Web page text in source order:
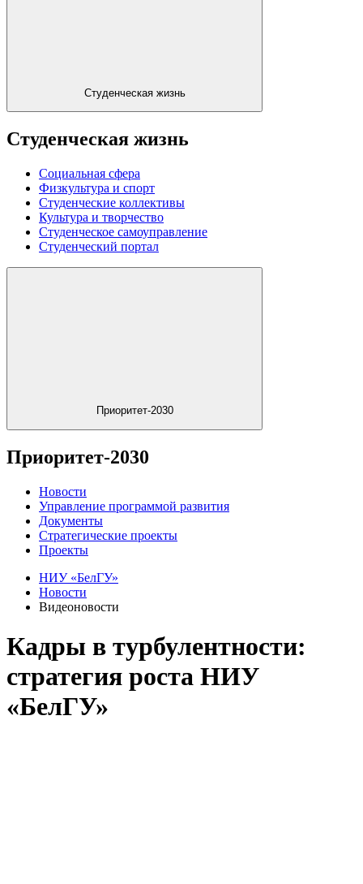
Студенческая жизнь
Студенческая жизнь
Социальная сфера
Физкультура и спорт
Студенческие коллективы
Культура и творчество
Студенческое самоуправление
Студенческий портал
Приоритет-2030
Приоритет-2030
Новости
Управление программой развития
Документы
Стратегические проекты
Проекты
НИУ «БелГУ»
Новости
Видеоновости
Кадры в турбулентности:
стратегия роста НИУ
«БелГУ»